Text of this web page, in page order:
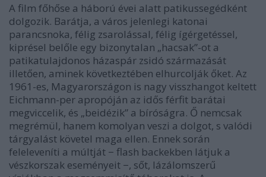
A film főhőse a háború évei alatt patikussegédként
dolgozik. Barátja, a város jelenlegi katonai
parancsnoka, félig zsarolással, félig ígérgetéssel,
kiprésel belőle egy bizonytalan „hacsak”-ot a
patikatulajdonos házaspár zsidó származását
illetően, aminek következtében elhurcolják őket. Az
1961-es, Magyarországon is nagy visszhangot keltett
Eichmann-per apropóján az idős férfit barátai
megviccelik, és „beidézik” a bíróságra. Ő nemcsak
megrémül, hanem komolyan veszi a dolgot, s valódi
tárgyalást követel maga ellen. Ennek során
feleleveníti a múltját − flash backekben látjuk a
vészkorszak eseményeit −, sőt, lázálomszerű